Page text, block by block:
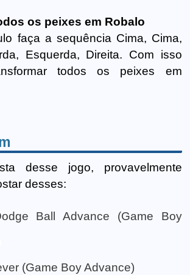
os peixes em Robalo
faça a sequência Cima, Cima,
Esquerda, Direita. Com isso
todos os peixes em
desse jogo, provavelmente
desses:
Ball Advance (Game Boy
(Game Boy Advance)